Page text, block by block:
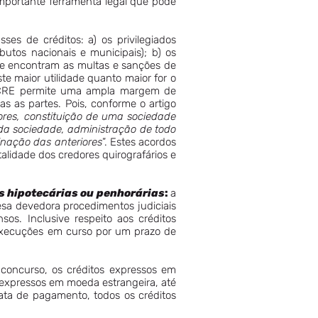
de créditos: a) os privilegiados
nacionais e municipais); b) os
encontram as multas e sanções de
maior utilidade quanto maior for o
permite uma ampla margem de
as partes. Pois, conforme o artigo
constituição de uma sociedade
sociedade, administração de todo
das anteriores”. Estes acordos
dos credores quirografários e
hipotecárias ou penhorárias:a
devedora procedimentos judiciais
Inclusive respeito aos créditos
em curso por um prazo de
os créditos expressos em
em moeda estrangeira, até
de pagamento, todos os créditos